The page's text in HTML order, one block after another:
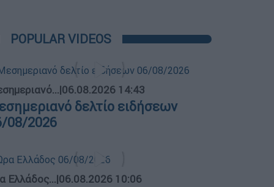
POPULAR VIDEOS
|06.08.2026 14:43
δελτίο ειδήσεων
08/2026
Ελλάδος...|06.08.2026 10:06